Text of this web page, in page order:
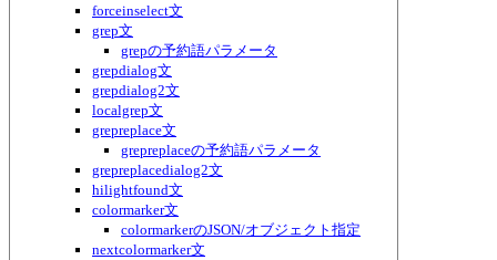
forceinselect文
grep文
grepの予約語パラメータ
grepdialog文
grepdialog2文
localgrep文
grepreplace文
grepreplaceの予約語パラメータ
grepreplacedialog2文
hilightfound文
colormarker文
colormarkerのJSON/オブジェクト指定
nextcolormarker文